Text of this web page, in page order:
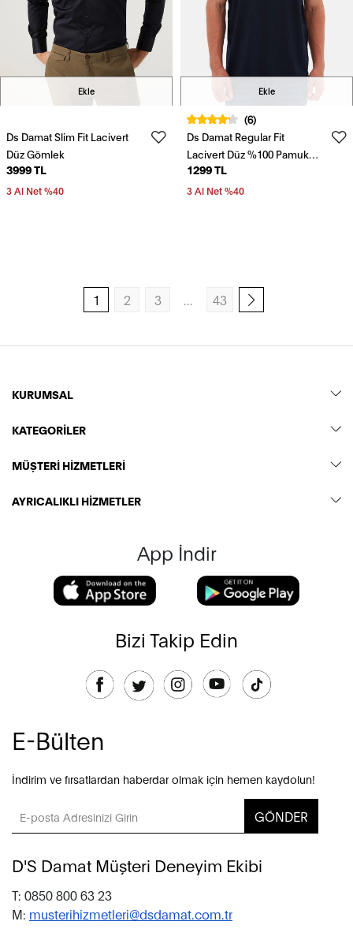
Ekle
Ds Damat Slim Fit Lacivert
Düz Gömlek
3999 TL
3 Al Net %40
Ekle
(6)
Ds Damat Regular Fit
Lacivert Düz %100 Pamuk
Logo Baskılı T-Shirt
1299 TL
3 Al Net %40
1 2 3 43 Sonraki sayfa
KURUMSAL
KATEGORİLER
MÜŞTERİ HİZMETLERİ
AYRICALIKLI HİZMETLER
App İndir
Bizi Takip Edin
E-Bülten
İndirim ve fırsatlardan haberdar olmak için hemen kaydolun!
GÖNDER
D'S Damat Müşteri Deneyim Ekibi
T: 0850 800 63 23
M: musterihizmetleri@dsdamat.com.tr